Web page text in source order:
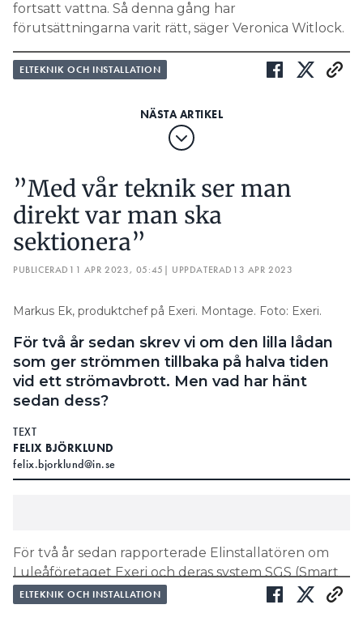
fortsatt vattna. Så denna gång har
förutsättningarna varit rätt, säger Veronica Witlock.
ELTEKNIK OCH INSTALLATION
”Med vår teknik ser man
direkt var man ska
sektionera”
PUBLICERAD 11 APR 2023, 05:45 | UPPDATERAD 13 APR 2023
Markus Ek, produktchef på Exeri. Montage. Foto: Exeri.
För två år sedan skrev vi om den lilla lådan
som ger strömmen tillbaka på halva tiden
vid ett strömavbrott. Men vad har hänt
sedan dess?
TEXT
FELIX BJÖRKLUND
felix.bjorklund@in.se
För två år sedan rapporterade Elinstallatören om
Luleåföretaget Exeri och deras system SGS (Smart
Grid Surveillance). Företaget, som grundades av tre
ELTEKNIK OCH INSTALLATION